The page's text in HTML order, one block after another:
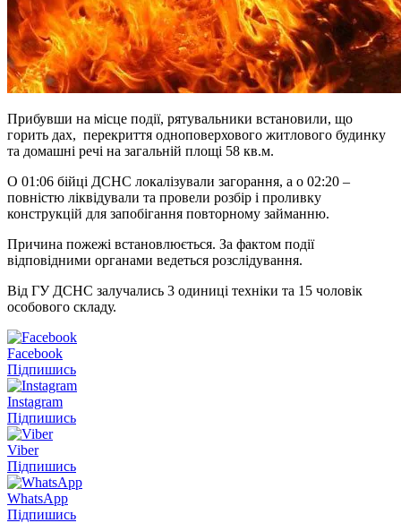
Прибувши на місце події, рятувальники встановили, що
горить дах, перекриття одноповерхового житлового будинку
та домашні речі на загальній площі 58 кв.м.
О 01:06 бійці ДСНС локалізували загорання, а о 02:20 –
повністю ліквідували та провели розбір і проливку
конструкцій для запобігання повторному займанню.
Причина пожежі встановлюється. За фактом події
відповідними органами ведеться розслідування.
Від ГУ ДСНС залучались 3 одиниці техніки та 15 чоловік
особового складу.
Facebook
Підпишись
Instagram
Підпишись
Viber
Підпишись
WhatsApp
Підпишись